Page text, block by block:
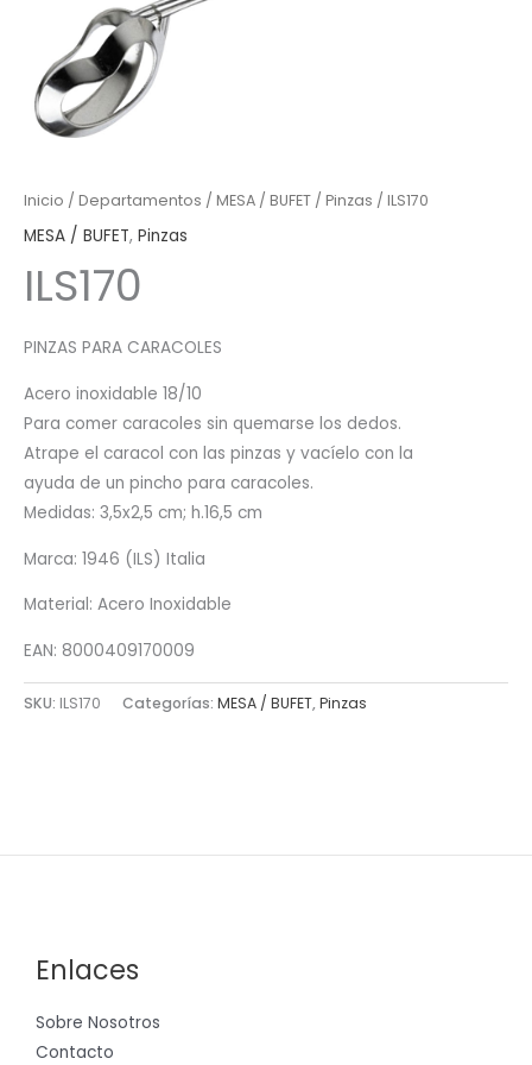
Inicio / Departamentos / MESA / BUFET / Pinzas / ILS170
MESA / BUFET, Pinzas
ILS170
PINZAS PARA CARACOLES
Acero inoxidable 18/10
Para comer caracoles sin quemarse los dedos.
Atrape el caracol con las pinzas y vacíelo con la
ayuda de un pincho para caracoles.
Medidas: 3,5x2,5 cm; h.16,5 cm
Marca: 1946 (ILS) Italia
Material: Acero Inoxidable
EAN: 8000409170009
SKU: ILS170 Categorías: MESA / BUFET,Pinzas
Enlaces
Sobre Nosotros
Contacto